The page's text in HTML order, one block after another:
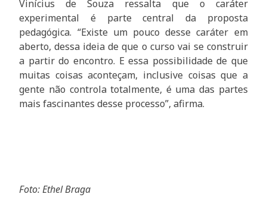
Vinícius de Souza ressalta que o caráter
experimental é parte central da proposta
pedagógica. “Existe um pouco desse caráter em
aberto, dessa ideia de que o curso vai se construir
a partir do encontro. E essa possibilidade de que
muitas coisas aconteçam, inclusive coisas que a
gente não controla totalmente, é uma das partes
mais fascinantes desse processo”, afirma.
Foto: Ethel Braga